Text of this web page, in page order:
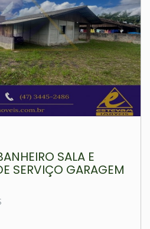
SALA E
SERVIÇO GARAGEM